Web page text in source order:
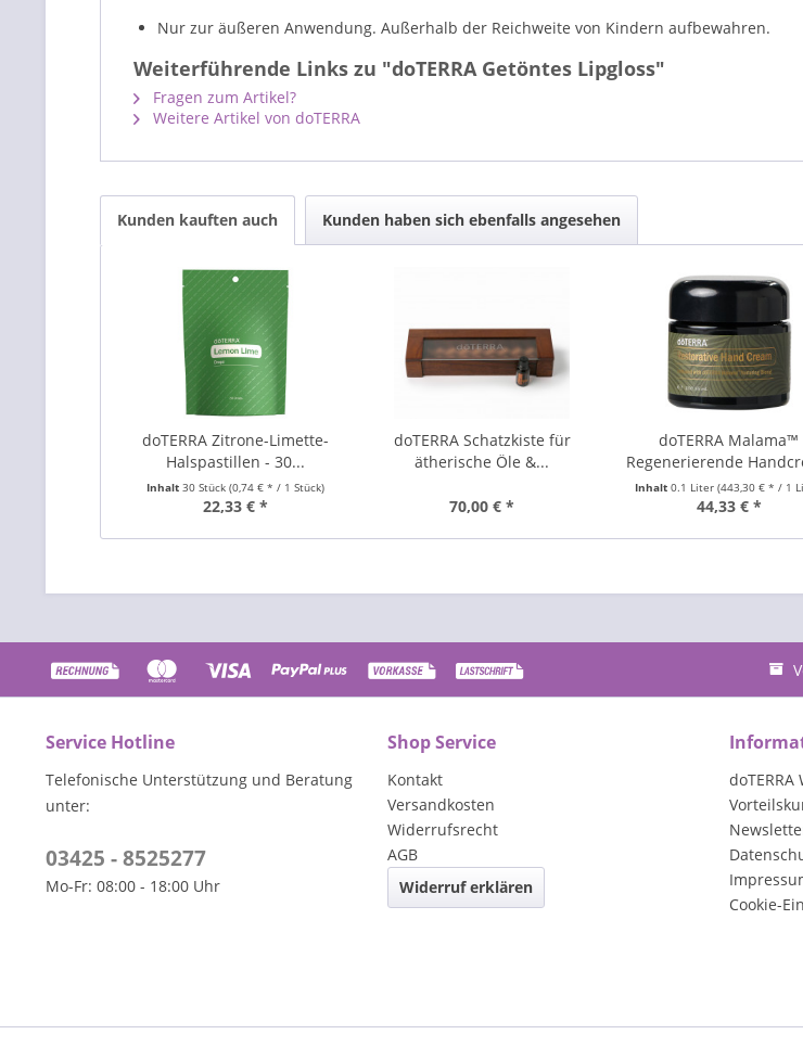
Nur zur äußeren Anwendung. Außerhalb der Reichweite von Kindern aufbewahren.
Weiterführende Links zu "doTERRA Getöntes Lipgloss"
Fragen zum Artikel?
Weitere Artikel von doTERRA
Kunden kauften auch Kunden haben sich ebenfalls angesehen
doTERRA Zitrone-Limette-
Halspastillen - 30...
Inhalt 30 Stück (0,74 € * / 1 Stück)
22,33 € *
doTERRA Schatzkiste für
ätherische Öle &...
70,00 € *
doTERRA Malama™
Regenerierende
Inhalt0.1 Liter(443,30 € * / 1
44,33 € *
Service Hotline
Telefonische Unterstützung und Beratung
unter:
03425 - 8525277
Mo-Fr: 08:00 - 18:00 Uhr
Shop Service
Kontakt
Versandkosten
Widerrufsrecht
AGB
Widerruf erklären
Cookie-